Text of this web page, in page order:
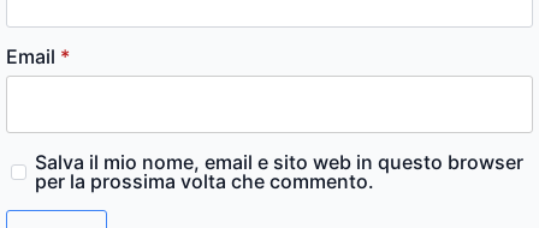
Email *
Salva il mio nome, email e sito web in questo browser
per la prossima volta che commento.